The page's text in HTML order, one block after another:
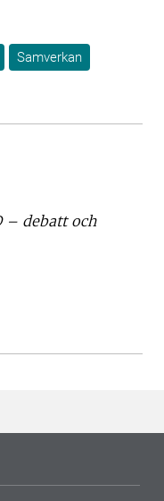
Samverkan
– debatt och